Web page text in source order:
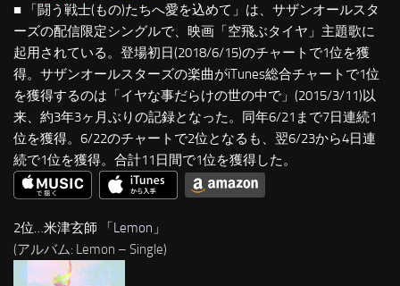
■ 「闘う戦士(もの)たちへ愛を込めて」は、サザンオールスタ
ーズの配信限定シングルで、映画「空飛ぶタイヤ」主題歌に
起用されている。登場初日(2018/6/15)のチャートで1位を獲
得。サザンオールスターズの楽曲がiTunes総合チャートで1位
を獲得するのは「イヤな事だらけの世の中で」(2015/3/11)以
来、約3年3ヶ月ぶりの記録となった。同年6/21まで7日連続1
位を獲得。6/22のチャートで2位となるも、翌6/23から4日連
続で1位を獲得。合計11日間で1位を獲得した。
2位…米津玄師 「Lemon 」
(アルバム: Lemon – Single)